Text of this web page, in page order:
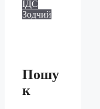
ІДС
Зодчий
Пошу
к